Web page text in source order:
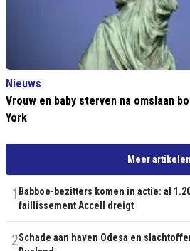
Nieuws
Vrouw en baby sterven na omslaan
York
Meer artikelen
1 Babboe-bezitters komen in actie: al
faillissement Accell dreigt
2Schade aan haven Odesa en